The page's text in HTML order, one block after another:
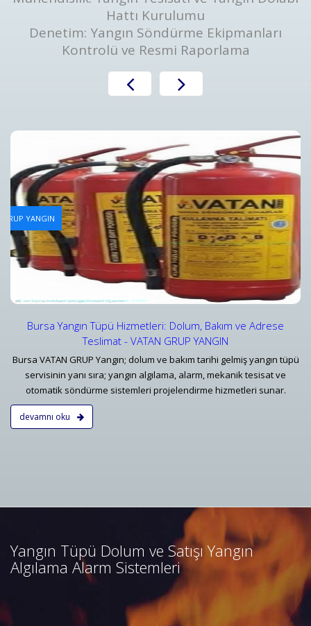
Hattı Kurulumu
Denetim: Yangın Söndürme Ekipmanları
Kontrolü ve Resmi Raporlama
YANGIN
Bursa Yangın Tüpü Hizmetleri: Dolum, Bakım ve Adrese
Teslimat - VATAN GRUP YANGIN
Bursa VATAN GRUP Yangın; dolum ve bakım tarihi gelmiş yangın tüpü
servisinin yanı sıra; yangın algılama, alarm, mekanik tesisat ve
otomatik söndürme sistemleri projelendirme hizmetleri sunar.
devamnı oku
Yangın Tüpü Dolum Hizmeti
Bursa Yangın Tüpü Dolum Hizmeti ve Fiyatları - Vatan
Detaylar
Yangın Tüpü Dolum ve Satışı Yangın
Algılama Alarm Sistemleri
Bursa adresli ve konvansiyonel
yangın alarm sistemleri
projelendirme, duman, ısı,
kombine dedektörler, kontrol
panelleri ve yangın butonları
satış, bakım, montajı.
Devamını Oku